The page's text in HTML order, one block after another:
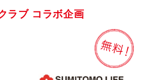
ラブ コラボ企画